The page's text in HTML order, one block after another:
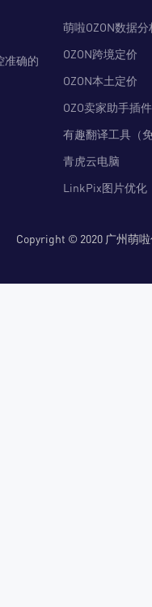
准确的
萌啦OZON数据分
OZON跨境定价
OZON本土定价
OZO卖家助手插件
有趣翻译工具（
青虎云电脑
LinkPix图片优化
Copyright © 2020 广州萌